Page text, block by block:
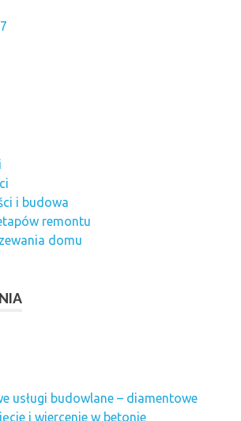
i budowa
remontu
domu
usługi budowlane – diamentowe
i wiercenie w betonie